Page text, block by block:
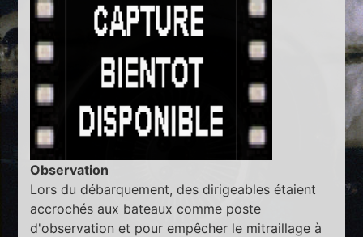
Observation
Lors du débarquement, des dirigeables étaient
accrochés aux bateaux comme poste
d'observation et pour empêcher le mitraillage à